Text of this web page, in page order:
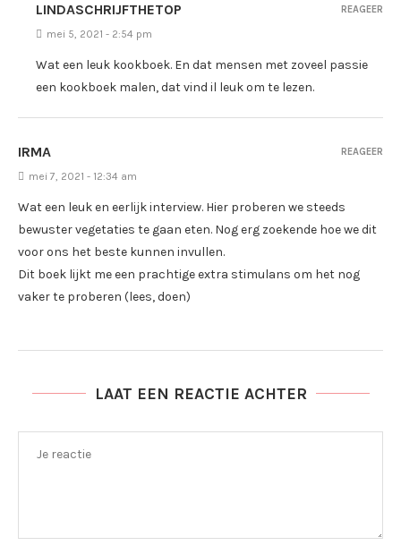
LINDASCHRIJFTHETOP
mei 5, 2021 - 2:54 pm
Wat een leuk kookboek. En dat mensen met zoveel passie
een kookboek malen, dat vind il leuk om te lezen.
REAGEER
IRMA
mei 7, 2021 - 12:34 am
Wat een leuk en eerlijk interview. Hier proberen we steeds
bewuster vegetaties te gaan eten. Nog erg zoekende hoe we dit
voor ons het beste kunnen invullen.
Dit boek lijkt me een prachtige extra stimulans om het nog
vaker te proberen (lees, doen)
REAGEER
LAAT EEN REACTIE ACHTER